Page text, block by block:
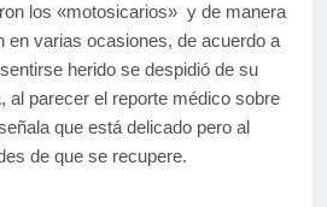
los «motosicarios» y de manera
en varias ocasiones, de acuerdo a
herido se despidió de su
al parecer el reporte médico sobre
que está delicado pero al
de que se recupere.